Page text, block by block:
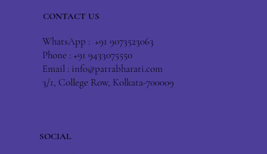
CONTACT US
WhatsApp : +91 9073523063
Phone : +91 9433075550
Email : info@patrabharati.com
3/1, College Row, Kolkata-700009
SOCIAL